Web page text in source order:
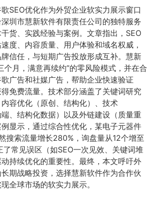
SEO优化作为外贸企业软实力展示窗口
圳市慧新软件有限责任公司的独特服务
货、实践经验与案例。文章指出，SEO
度、内容质量、用户体验和域名权威，
信任，与短期广告投放形成互补。慧新
个月，满意再续约”的零风险模式，并在合
广告和社媒广告，帮助企业快速验证
免费流量。技术部分涵盖了关键词研究
内容优化（原创、结构化）、技术
、结构化数据）以及外链建设（质量重
显示，通过综合性优化，某电子元器件
搜索流量增长280%，询盘量从12个增至
常见误区（如SEO一次见效、关键词堆
持续优化的重要性。最终，本文呼吁外
期战略投资，选择慧新软件作为合作伙
全球市场的软实力展示。